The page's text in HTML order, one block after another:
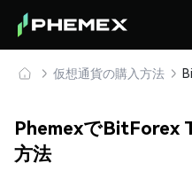
仮想通貨の購入方法
PhemexでBitForex
方法